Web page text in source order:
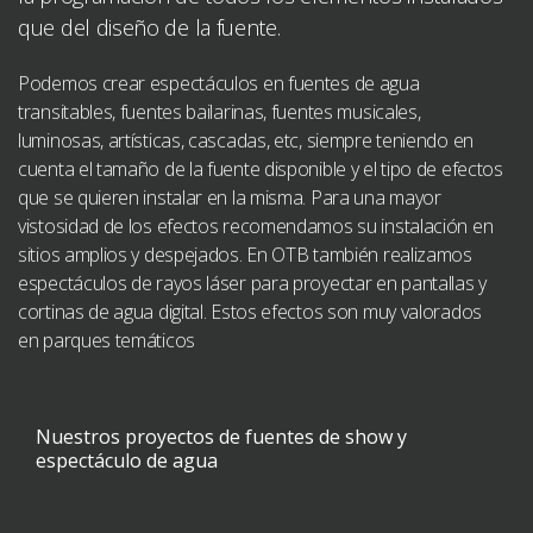
que del diseño de la fuente.
Podemos crear espectáculos en fuentes de agua
transitables, fuentes bailarinas, fuentes musicales,
luminosas, artísticas, cascadas, etc, siempre teniendo en
cuenta el tamaño de la fuente disponible y el tipo de efectos
que se quieren instalar en la misma. Para una mayor
vistosidad de los efectos recomendamos su instalación en
sitios amplios y despejados. En OTB también realizamos
espectáculos de rayos láser para proyectar en pantallas y
cortinas de agua digital. Estos efectos son muy valorados
en parques temáticos
Nuestros proyectos de fuentes de show y
espectáculo de agua